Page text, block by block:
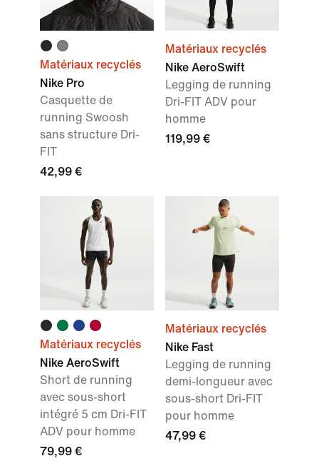
Matériaux recyclés
Nike Pro
Casquette de
running Swoosh
sans structure Dri-
FIT
42,99 €
Matériaux recyclés
Nike AeroSwift
Legging de running
Dri-FIT ADV pour
homme
119,99 €
Matériaux recyclés
Nike AeroSwift
Short de running
avec sous-short
intégré 5 cm Dri-FIT
ADV pour homme
79,99 €
Matériaux recyclés
Nike Fast
Legging de running
demi-longueur avec
sous-short Dri-FIT
pour homme
47,99 €